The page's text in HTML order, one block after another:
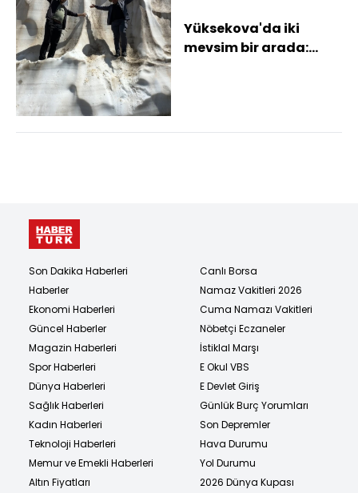
Yüksekova'da iki
mevsim bir arada:
Son Dakika Haberleri
Haberler
Ekonomi Haberleri
Güncel Haberler
Magazin Haberleri
Spor Haberleri
Dünya Haberleri
Sağlık Haberleri
Kadın Haberleri
Teknoloji Haberleri
Memur ve Emekli Haberleri
Altın Fiyatları
Canlı Borsa
Namaz Vakitleri 2026
Cuma Namazı Vakitleri
Nöbetçi Eczaneler
İstiklal Marşı
E Okul VBS
E Devlet Giriş
Günlük Burç Yorumları
Son Depremler
Hava Durumu
Yol Durumu
2026 Dünya Kupası